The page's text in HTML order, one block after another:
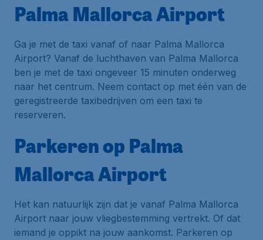
Palma Mallorca Airport
Ga je met de taxi vanaf of naar Palma Mallorca
Airport? Vanaf de luchthaven van Palma Mallorca
ben je met de taxi ongeveer 15 minuten onderweg
naar het centrum. Neem contact op met één van de
geregistreerde taxibedrijven om een taxi te
reserveren.
Parkeren op Palma
Mallorca Airport
Het kan natuurlijk zijn dat je vanaf Palma Mallorca
Airport naar jouw vliegbestemming vertrekt. Of dat
iemand je oppikt na jouw aankomst. Parkeren op